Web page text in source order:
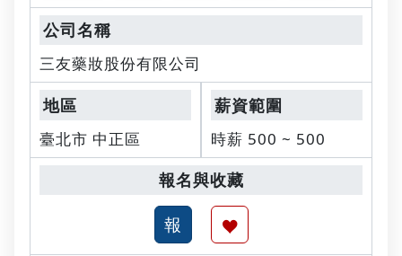
三友藥妝股份有限公司
臺北市 中正區 時薪 500 ~ 500